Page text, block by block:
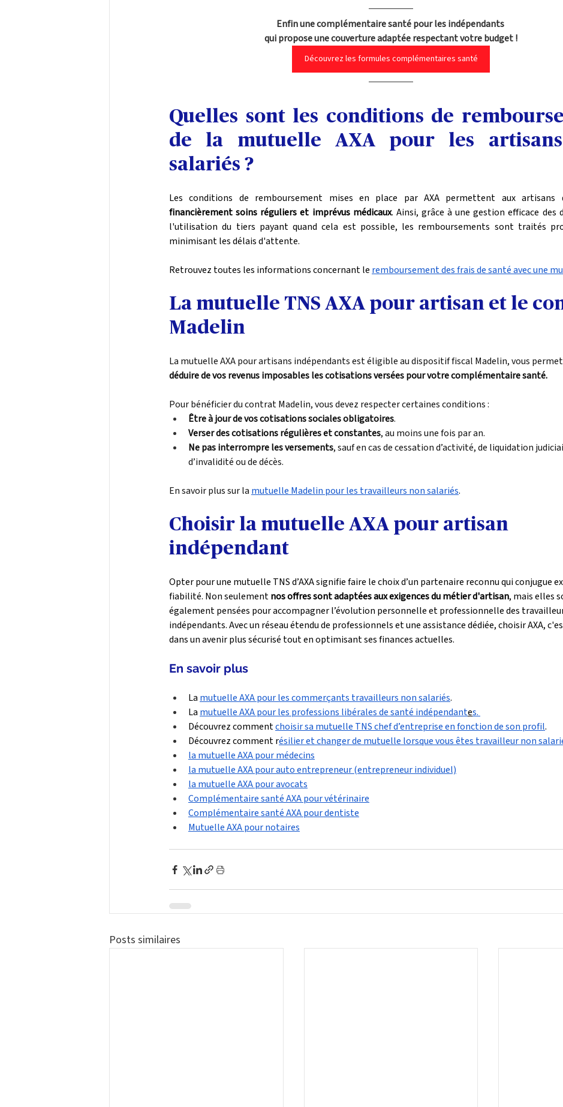
Enfin une complémentaire santé pour les indépendants
qui propose une couverture adaptée respectant votre budget !
Découvrez les formules complémentaires santé
Quelles sont les conditions de
de la mutuelle AXA pour les
salariés ?
Les conditions de remboursement mises en place par AXA permettent aux artisans
financièrement soins réguliers et imprévus médicaux. Ainsi, grâce à une gestion efficace des
l'utilisation du tiers payant quand cela est possible, les remboursements sont traités
minimisant les délais d'attente.
Retrouvez toutes les informations concernant le remboursement des frais de santé avec une
La mutuelle TNS AXA pour artisan et le
Madelin
La mutuelle AXA pour artisans indépendants est éligible au dispositif fiscal Madelin, vous
déduire de vos revenus imposables les cotisations versées pour votre complémentaire santé.
Pour bénéficier du contrat Madelin, vous devez respecter certaines conditions :
Être à jour de vos cotisations sociales obligatoires.
Verser des cotisations régulières et constantes, au moins une fois par an.
Ne pas interrompre les versements, sauf en cas de cessation d’activité, de liquidation
d’invalidité ou de décès.
En savoir plus sur la mutuelle Madelin pour les travailleurs non salariés.
Choisir la mutuelle AXA pour artisan
indépendant
Opter pour une mutuelle TNS d’AXA signifie faire le choix d’un partenaire reconnu qui conjugue
fiabilité. Non seulement nos offres sont adaptées aux exigences du métier d'artisan, mais elles
également pensées pour accompagner l’évolution personnelle et professionnelle des
indépendants. Avec un réseau étendu de professionnels et une assistance dédiée, choisir AXA,
dans un avenir plus sécurisé tout en optimisant ses finances actuelles.
En savoir plus
La mutuelle AXA pour les commerçants travailleurs non salariés.
La mutuelle AXA pour les professions libérales de santé indépendantes.
Découvrezcomment choisir sa mutuelle TNS chef d’entreprise en fonction de son profil.
Découvrez comment résilier et changer de mutuelle lorsque vous êtes travailleur non
la mutuelle AXA pour médecins
la mutuelle AXA pour auto entrepreneur (entrepreneur individuel)
la mutuelle AXA pour avocats
Complémentaire santé AXA pour vétérinaire
Complémentaire santé AXA pour dentiste
Mutuelle AXA pour notaires
Posts similaires